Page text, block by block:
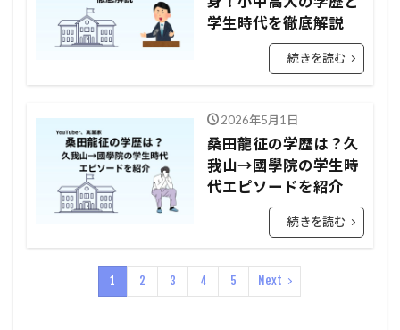
学生時代を徹底解説
続きを読む
2026年5月1日
桑田龍征の学歴は？久
我山→國學院の学生時
代エピソードを紹介
続きを読む
1 2 3 4 5 Next